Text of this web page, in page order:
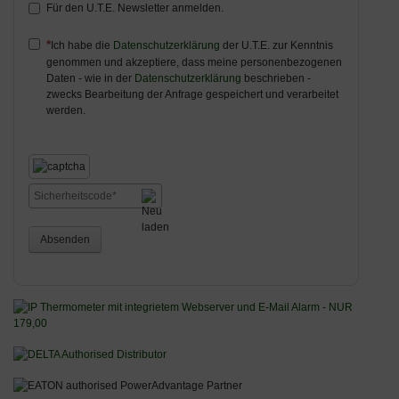
Für den U.T.E. Newsletter anmelden.
Ich habe die Datenschutzerklärung der U.T.E. zur Kenntnis
genommen und akzeptiere, dass meine personenbezogenen
Daten - wie in der Datenschutzerklärung beschrieben -
zwecks Bearbeitung der Anfrage gespeichert und verarbeitet
werden.
Absenden